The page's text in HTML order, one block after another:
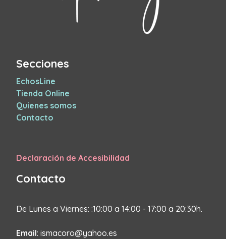
Secciones
EchosLine
Tienda Online
Quienes somos
Contacto
Declaración de Accesibilidad
Contacto
De Lunes a Viernes: :10:00 a 14:00 - 17:00 a 20:30h.
Email: ismacoro@yahoo.es